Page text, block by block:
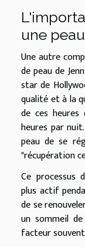
une
Une autre
de peau de
star de
qualité et à la
de ces
heures par
peau de se
"récupération
Ce processus
plus actif
de se
un sommeil
facteur